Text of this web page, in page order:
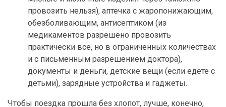
провозить нельзя), аптечка с жаропонижающим,
обезболивающим, антисептиком (из
медикаментов разрешено провозить
практически все, но в ограниченных количествах
и с письменным разрешением доктора),
документы и деньги, детские вещи (если едете с
детьми), зарядные устройства и гаджеты.
Чтобы поездка прошла без хлопот, лучше, конечно,